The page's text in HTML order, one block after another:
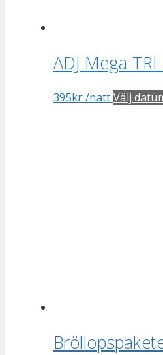
ADJ Mega
395kr/nattVälj